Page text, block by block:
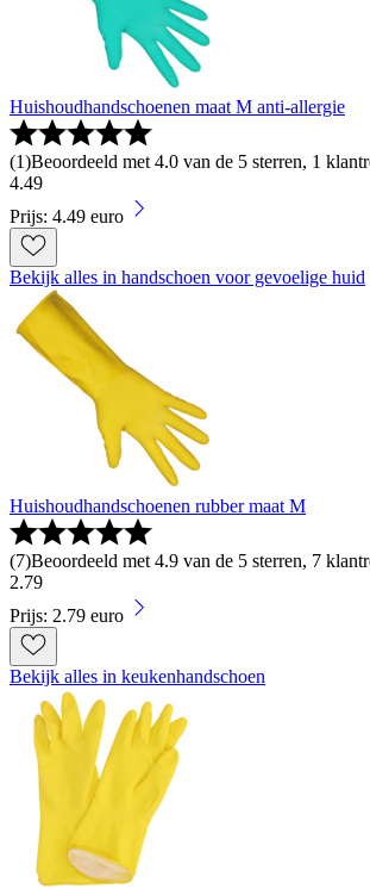
Huishoudhandschoenen maat M anti-allergie
(1)Beoordeeld met 4.0 van de 5 sterren, 1
4.49
Prijs: 4.49 euro
Bekijk alles in handschoen voor gevoelige huid
Huishoudhandschoenen rubber maat M
(7)Beoordeeld met 4.9 van de 5 sterren, 7
2.79
Prijs: 2.79 euro
Bekijk alles in keukenhandschoen